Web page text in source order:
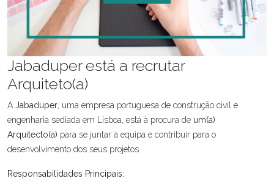
Jabaduper está a recrutar
Arquiteto(a)
A Jabaduper, uma empresa portuguesa de construção civil e
engenharia sediada em Lisboa, está à procura de um(a)
Arquitecto(a) para se juntar à equipa e contribuir para o
desenvolvimento dos seus projetos.
Responsabilidades Principais: